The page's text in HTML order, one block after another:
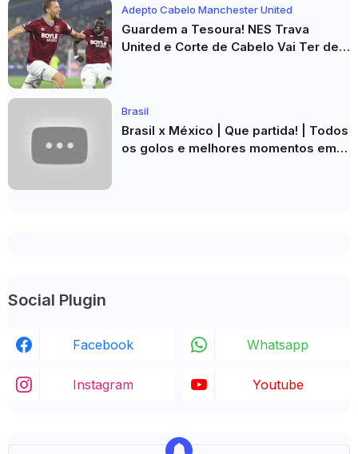
Adepto Cabelo Manchester United
Guardem a Tesoura! NES Trava
United e Corte de Cabelo Vai Ter de
Brasil
Brasil x México | Que partida! | Todos
os golos e melhores momentos em
Social Plugin
Facebook Whatsapp
Instagram Youtube